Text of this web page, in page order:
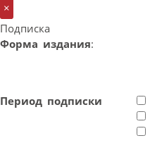
×
Подписка
Форма издания:
Период подписки